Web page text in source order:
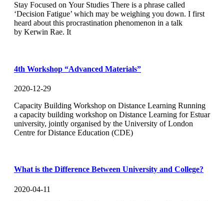
Stay Focused on Your Studies There is a phrase called
‘Decision Fatigue’ which may be weighing you down. I first
heard about this procrastination phenomenon in a talk
by Kerwin Rae. It
4th Workshop “Advanced Materials”
2020-12-29
Capacity Building Workshop on Distance Learning Running
a capacity building workshop on Distance Learning for Estuar
university, jointly organised by the University of London
Centre for Distance Education (CDE)
What is the Difference Between University and College?
2020-04-11